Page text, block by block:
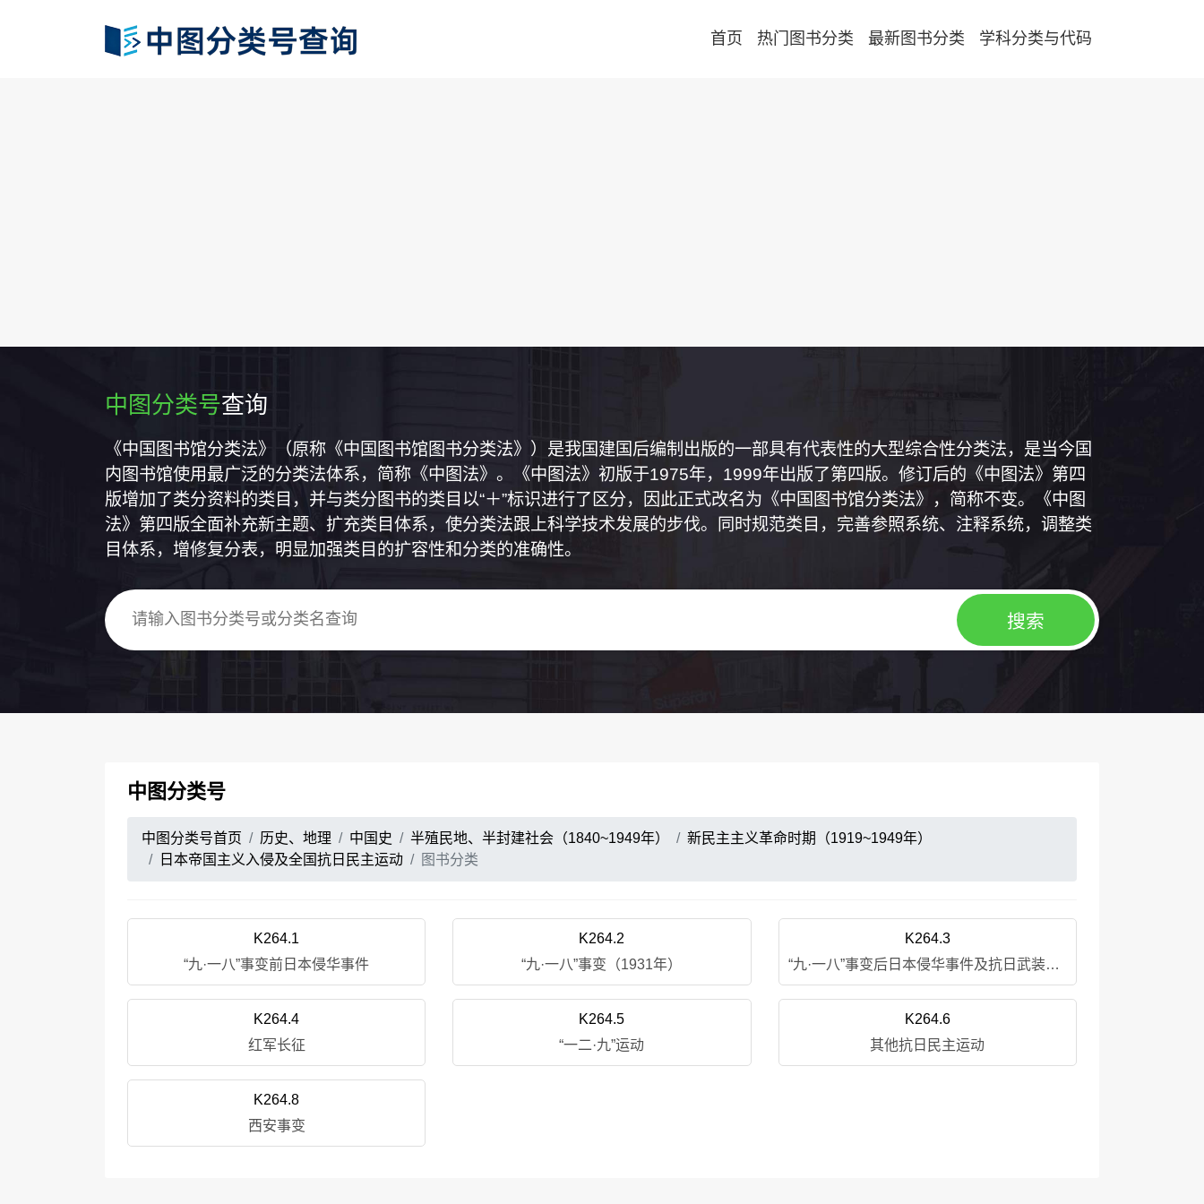
首页 热门图书分类 最新图书分类 学科分类与代码
中图分类号查询
《中国图书馆分类法》（原称《中国图书馆图书分类法》）是我国建国后编制出版的一部具有代表性的大型综合性分类法，是当今国
内图书馆使用最广泛的分类法体系，简称《中图法》。《中图法》初版于1975年，1999年出版了第四版。修订后的《中图法》第四
版增加了类分资料的类目，并与类分图书的类目以“＋”标识进行了区分，因此正式改名为《中国图书馆分类法》，简称不变。《中图
法》第四版全面补充新主题、扩充类目体系，使分类法跟上科学技术发展的步伐。同时规范类目，完善参照系统、注释系统，调整类
目体系，增修复分表，明显加强类目的扩容性和分类的准确性。
中图分类号
中图分类号首页 历史、地理 中国史 半殖民地、半封建社会（1840~1949年）
新民主主义革命时期（1919~1949年）
日本帝国主义入侵及全国抗日民主运动
图书分类
K264.1
“九·一八”事变前日本侵华事件
K264.2
“九·一八”事变（1931年）
K264.3
“九·一八”事变后日本侵华事件及抗日武装斗争
K264.4
红军长征
K264.5
“一二·九”运动
K264.6
其他抗日民主运动
K264.8
西安事变